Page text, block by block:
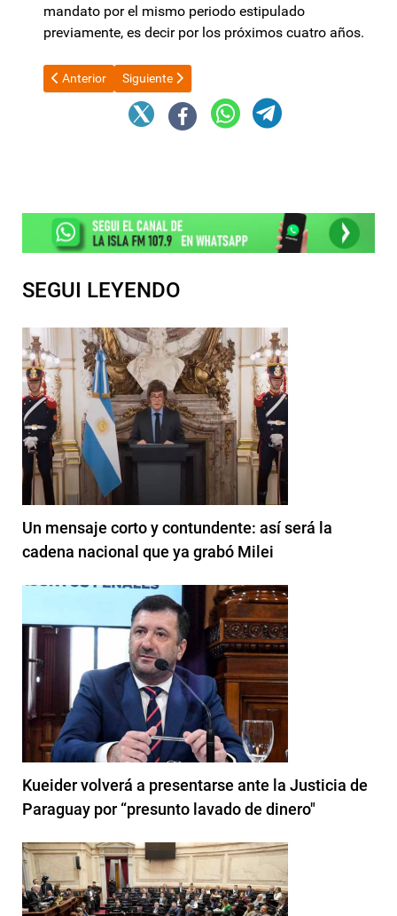
mandato por el mismo periodo estipulado
previamente, es decir por los próximos cuatro años.
Artículo anterior: El Gobierno le destinó una importante suma
Anterior Artículo siguiente: Milei se reunirá con Macron el
Siguiente
SEGUI LEYENDO
Un mensaje corto y contundente: así será la
cadena nacional que ya grabó Milei
Kueider volverá a presentarse ante la Justicia de
Paraguay por “presunto lavado de dinero"